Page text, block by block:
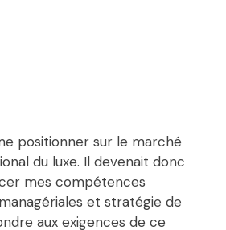
positionner sur le marché
du luxe. Il devenait donc
mes compétences
et stratégie de
aux exigences de ce